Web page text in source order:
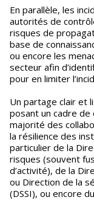
En parallèle, les
autorités de
risques de
base de
ou encore les
secteur afin
pour en limiter
Un partage clair et
posant un cadre de
majorité des
la résilience des
particulier de la
risques (souvent
d’activité), de la
ou Direction de la
(DSSI), ou encore